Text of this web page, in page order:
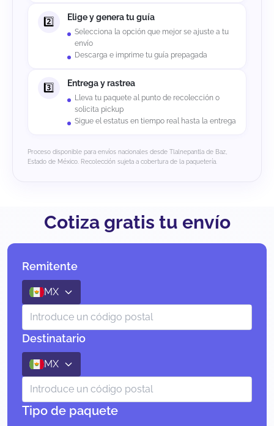
Elige y genera tu guía
Selecciona la opción que mejor se ajuste a tu
envío
Descarga e imprime tu guía prepagada
Entrega y rastrea
Lleva tu paquete al punto de recolección o
solicita pickup
Sigue el estatus en tiempo real hasta la entrega
Proceso disponible para envíos nacionales desde Tlalnepantla de Baz,
Estado de México. Recolección sujeta a cobertura de la paquetería.
Cotiza gratis tu envío
Remitente
MX
Destinatario
MX
Tipo de paquete